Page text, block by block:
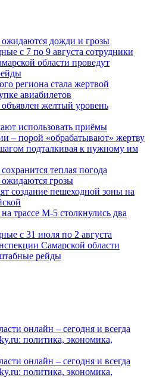
дожди и грозы
с 7 по 9 августа сотрудники
области проведут
региона стала жертвой
авиабилетов
желтый уровень
использовать приёмы
– порой «обрабатывают» жертву
подталкивая к нужному им
теплая погода
грозы
создание пешеходной зоны на
трассе М-5 столкнулись два
с 31 июля по 2 августа
Самарской области
рейды